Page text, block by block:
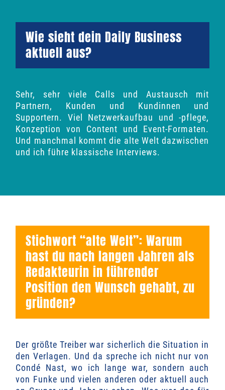
Wie sieht dein Daily Business
aktuell aus?
Sehr, sehr viele Calls und Austausch mit
Partnern, Kunden und Kundinnen und
Supportern. Viel Netzwerkaufbau und -pflege,
Konzeption von Content und Event-Formaten.
Und manchmal kommt die alte Welt dazwischen
und ich führe klassische Interviews.
Stichwort “alte Welt”: Warum
hast du nach langen Jahren als
Redakteurin in führender
Position den Wunsch gehabt, zu
gründen?
Der größte Treiber war sicherlich die Situation in
den Verlagen. Und da spreche ich nicht nur von
Condé Nast, wo ich lange war, sondern auch
von Funke und vielen anderenoder aktuell auch